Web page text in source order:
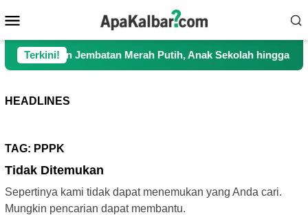
ke
kontenMobile
Terkini!Jembatan Merah Putih, Anak Sekolah hingga Petani
HEADLINES
TAG: PPPK
Tidak Ditemukan
Sepertinya kami tidak dapat menemukan yang Anda cari.
Mungkin pencarian dapat membantu.